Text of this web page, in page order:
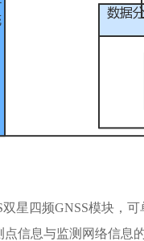
星四频GNSS模块，
信息与监测网络信息